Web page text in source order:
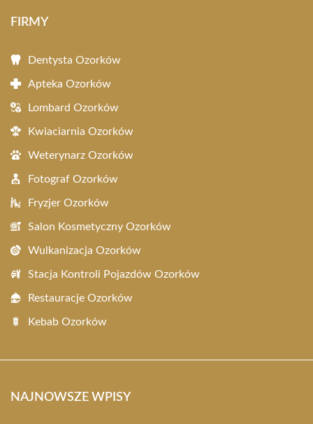
FIRMY
Dentysta Ozorków
Apteka Ozorków
Lombard Ozorków
Kwiaciarnia Ozorków
Weterynarz Ozorków
Fotograf Ozorków
Fryzjer Ozorków
Salon Kosmetyczny Ozorków
Wulkanizacja Ozorków
Stacja Kontroli Pojazdów Ozorków
Restauracje Ozorków
Kebab Ozorków
NAJNOWSZE WPISY